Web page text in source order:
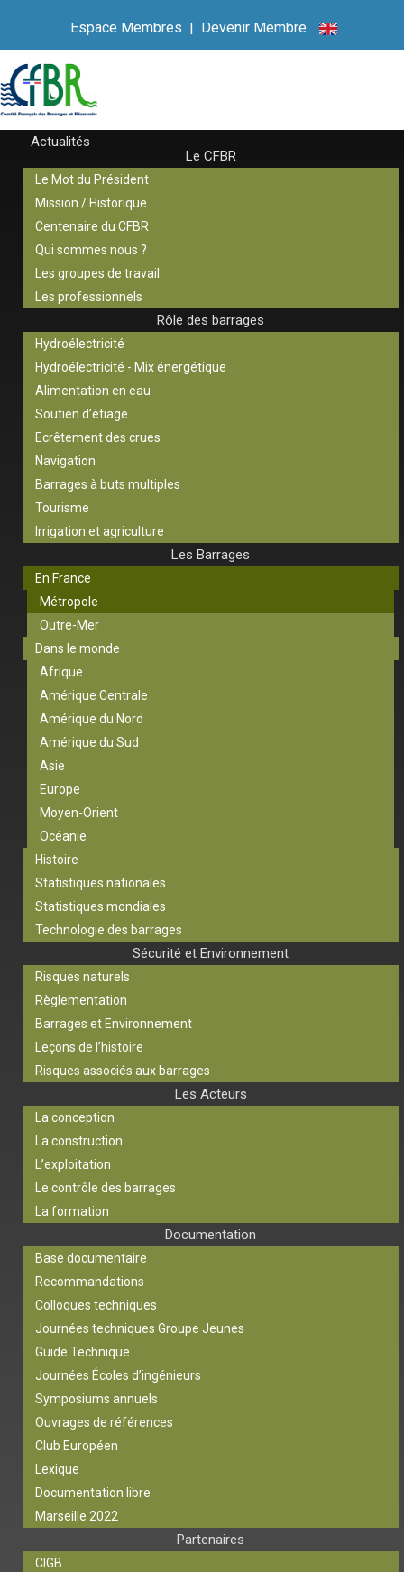
Espace Membres | Devenir Membre
Actualités
Le CFBR
Le Mot du Président
Mission / Historique
Centenaire du CFBR
Qui sommes nous ?
Les groupes de travail
Les professionnels
Rôle des barrages
Hydroélectricité
Hydroélectricité - Mix énergétique
Alimentation en eau
Soutien d’étiage
Ecrêtement des crues
Navigation
Barrages à buts multiples
Tourisme
Irrigation et agriculture
Les Barrages
En France
Métropole
Outre-Mer
Dans le monde
Afrique
Amérique Centrale
Amérique du Nord
Amérique du Sud
Asie
Europe
Moyen-Orient
Océanie
Histoire
Statistiques nationales
Statistiques mondiales
Technologie des barrages
Sécurité et Environnement
Risques naturels
Règlementation
Barrages et Environnement
Leçons de l’histoire
Risques associés aux barrages
Les Acteurs
La conception
La construction
L’exploitation
Le contrôle des barrages
La formation
Documentation
Base documentaire
Recommandations
Colloques techniques
Journées techniques Groupe Jeunes
Guide Technique
Journées Écoles d’ingénieurs
Symposiums annuels
Ouvrages de références
Club Européen
Lexique
Documentation libre
Marseille 2022
Partenaires
CIGB